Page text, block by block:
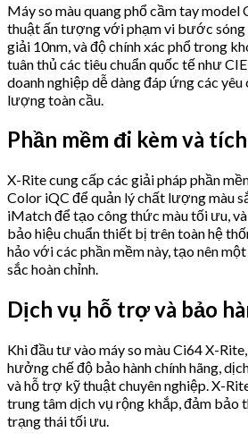
Máy so màu quang phổ cầm tay model
thuật ấn tượng với phạm vi bước sóng
giải 10nm, và độ chính xác phổ trong
tuân thủ các tiêu chuẩn quốc tế như
doanh nghiệp dễ dàng đáp ứng các
lượng toàn cầu.
Phần mềm đi kèm và
X-Rite cung cấp các giải pháp phần
Color iQC để quản lý chất lượng màu
iMatch để tạo công thức màu tối ưu,
bảo hiệu chuẩn thiết bị trên toàn hệ
hảo với các phần mềm này, tạo nên
sắc hoàn chỉnh.
Dịch vụ hỗ trợ và bảo
Khi đầu tư vào máy so màu Ci64 X-
hưởng chế độ bảo hành chính hãng,
và hỗ trợ kỹ thuật chuyên nghiệp. X-
trung tâm dịch vụ rộng khắp, đảm bảo
trạng thái tối ưu.